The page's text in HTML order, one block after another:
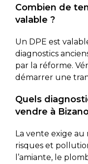
Combien de
valable ?
Un DPE est
diagnostics
par la réforme.
démarrer une
Quels
vendre à
La vente exige
risques et
l’amiante, le